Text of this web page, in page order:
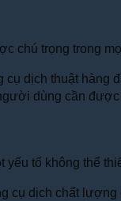
chú trọng trong
cụ dịch thuật
dùng cần được
tố không thể
cụ dịch chất